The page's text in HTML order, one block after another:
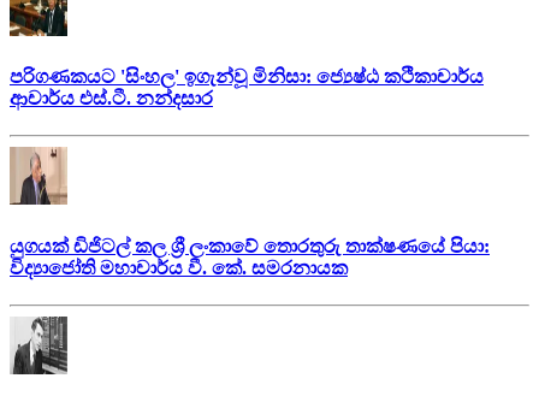
පරිගණකයට 'සිංහල' ඉගැන්වූ මිනිසා: ජ්‍යෙෂ්ඨ කථිකාචාර්ය
ආචාර්ය එස්.ටී. නන්දසාර
යුගයක් ඩිජිටල් කල ශ්‍රී ලංකාවේ තොරතුරු තාක්ෂණයේ පියා:
විද්‍යාජෝති මහාචාර්ය වී. කේ. සමරනායක